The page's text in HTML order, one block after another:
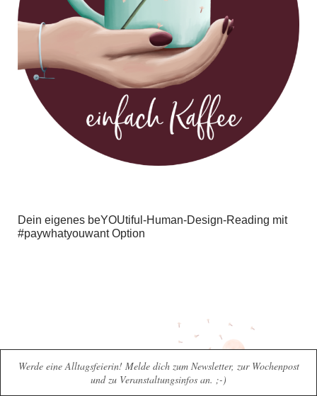
Dein eigenes beYOUtiful-Human-Design-Reading mit
#paywhatyouwant Option
Werde eine Alltagsfeierin! Melde dich zum Newsletter, zur Wochenpost
und zu Veranstaltungsinfos an. ;-)